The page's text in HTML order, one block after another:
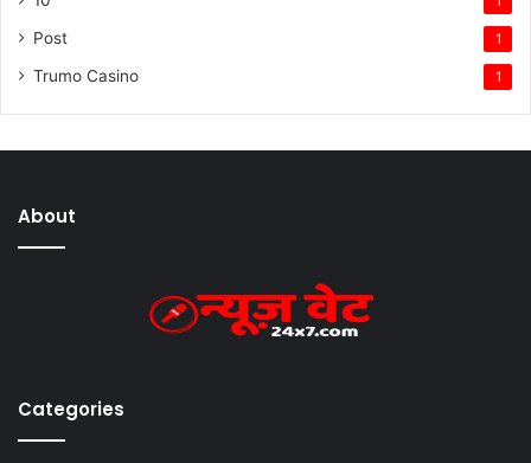
Post 1
Trumo Casino 1
About
Categories